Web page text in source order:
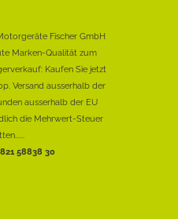
Fischer GmbH
Marken-Qualität zum
Kaufen Sie jetzt
Versand ausserhalb der
ausserhalb der EU
die Mehrwert-Steuer
58838 30